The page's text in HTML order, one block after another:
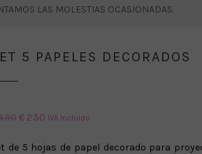
LAS MOLESTIAS OCASIONADAS.
5 PAPELES DECORADOS
El
original
€ 2.50 El
actual
IVA Incluido
de 5 hojas de papel decorado para